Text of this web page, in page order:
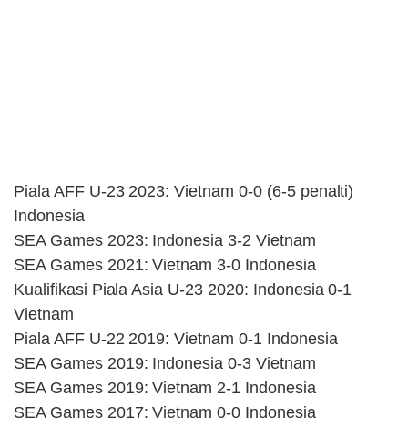
Piala AFF U-23 2023: Vietnam 0-0 (6-5 penalti)
Indonesia
SEA Games 2023: Indonesia 3-2 Vietnam
SEA Games 2021: Vietnam 3-0 Indonesia
Kualifikasi Piala Asia U-23 2020: Indonesia 0-1
Vietnam
Piala AFF U-22 2019: Vietnam 0-1 Indonesia
SEA Games 2019: Indonesia 0-3 Vietnam
SEA Games 2019: Vietnam 2-1 Indonesia
SEA Games 2017: Vietnam 0-0 Indonesia